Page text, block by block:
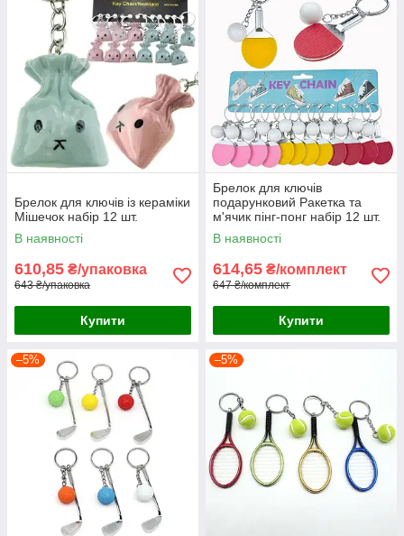
Брелок для ключів із кераміки
Мішечок набір 12 шт.
В наявності
610,85 ₴/упаковка
643 ₴/упаковка
Купити
Брелок для ключів
подарунковий Ракетка та
м'ячик пінг-понг набір 12 шт.
В наявності
614,65 ₴/комплект
647 ₴/комплект
Купити
–5% –5%